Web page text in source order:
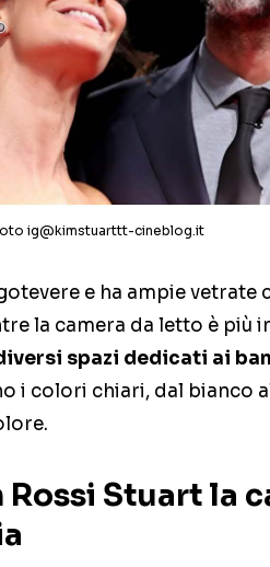
ig@kimstuarttt-cineblog.it
e ha ampie vetrate
la camera da letto è più
spazi dedicati ai
i colori chiari, dal bianco
Stuart la